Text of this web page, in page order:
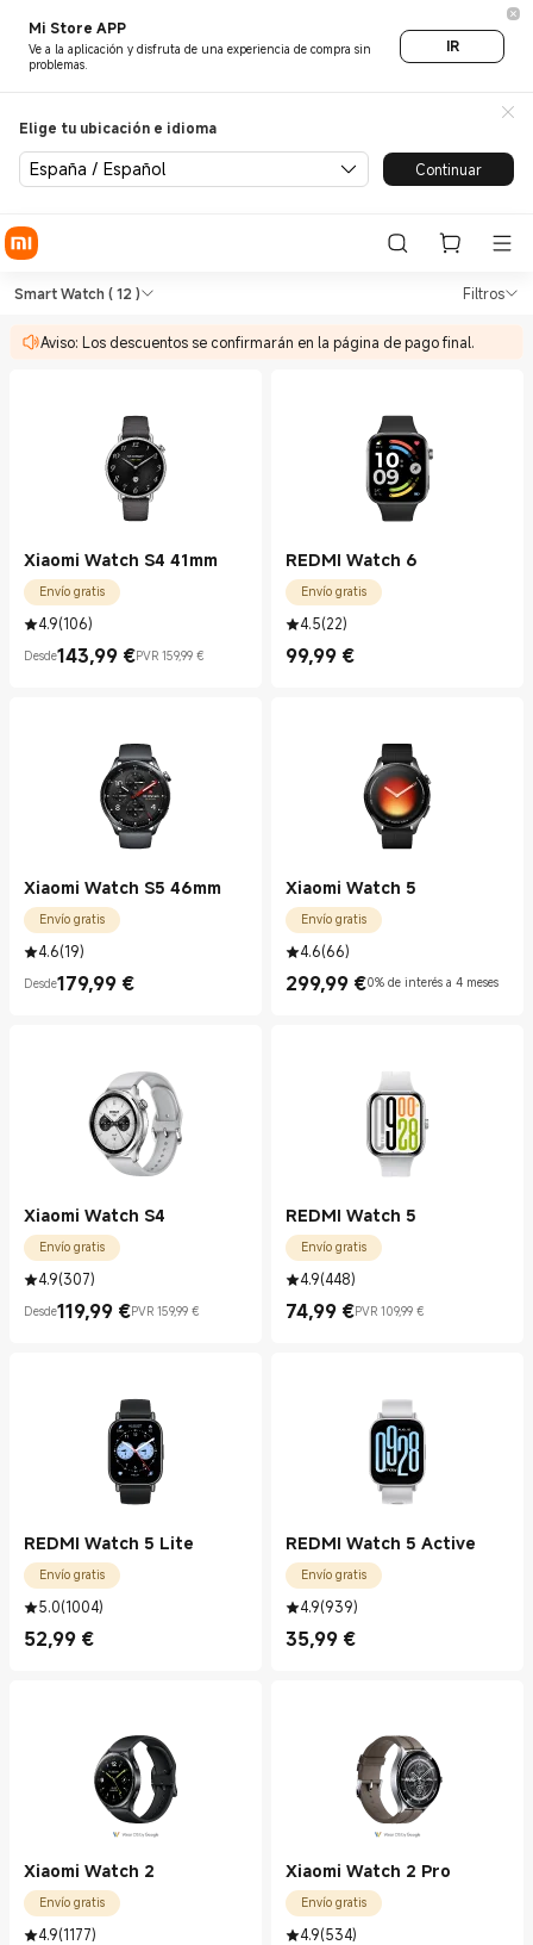
Mi Store APP
Ve a la aplicación y disfruta de una experiencia de compra sin
problemas.
IR
Elige tu ubicación e idioma
España / Español Continuar
Shop Reloj inteligente
Smart Watch ( 12 ) Filtros
Aviso: Los descuentos se confirmarán en la página de pago final.
Shop Reloj inteligente Smart Watch
Xiaomi Watch S4 41mm
Envío gratis
4.9(106)
Desde143,99 €
Current Price €143.99PVR 159,99 €
Precio de mercado 159,99 €
REDMI Watch 6
Envío gratis
4.5(22)
99,99 €
Current Price €99.99
Xiaomi Watch S5 46mm
Envío gratis
4.6(19)
Desde179,99 €
Current Price €179.99
Xiaomi Watch 5
Envío gratis
4.6(66)
299,99 €
Current Price €299.990% de interés a 4 meses
Xiaomi Watch S4
Envío gratis
4.9(307)
Desde119,99 €
Current Price €119.99PVR 159,99 €
Precio de mercado 159,99 €
REDMI Watch 5
Envío gratis
4.9(448)
74,99 €
Current Price €74.99
PVR 109,99 €
Precio de mercado 109,99 €
REDMI Watch 5 Lite
Envío gratis
5.0(1004)
52,99 €
Current Price €52.99
REDMI Watch 5 Active
Envío gratis
4.9(939)
35,99 €
Current Price €35.99
Xiaomi Watch 2
Envío gratis
4.9(1177)
Xiaomi Watch 2 Pro
Envío gratis
4.9(534)